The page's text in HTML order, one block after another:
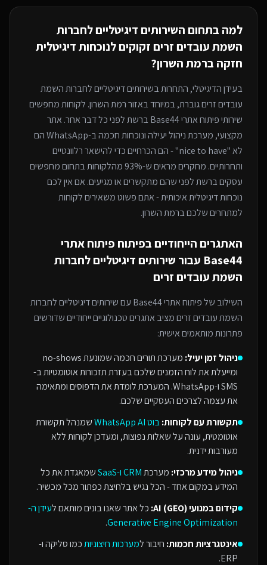
למה בתחום השירותים דיגיטליים לחברות
השמת עובדים זריםזקוקים לנוכחות דיגיטלית
חזקה ברמת השרון?
בעידן הדיגיטלי, התחרות בשירותים דיגיטליים לחברות השמת
עובדים זריםגוברת, במיוחדבאזור רמת השרון. לקוחות מחפשים
שירותיפיתוח אתרי Base44
ברשת לפני כל דבר אחר. אתר
מקצועי, מערכת ניהול יעילה ונוכחות חכמה ב-WhatsApp הם
לא "nice to have" - הם הכרחיים כדי להישאר רלוונטיים
ותחרותיים. מחקרים מראים ש-93% מהלקוחות בתחום מחפשים
עסקים ברשת לפני שהם מתקשרים או מגיעים. אם אין לכם
נוכחות דיגיטלית איכותית - אתם פשוט משאירים לקוחות
למתחריםשלכם ברמת השרון.
האתגרים הייחודיים בפיתוח פיתוח אתרי
Base44 עבור שירותים דיגיטליים לחברות
השמת עובדים זרים
השילוב שלפיתוח אתרי Base44 עםשירותים דיגיטליים לחברות
השמת עובדים זריםמציב אתגרים טכנולוגיים ייחודיים שדורשים
פתרונות מותאמים אישית:
ניהול זמן יעיל:
מערכת תורים חכמה שמונעת no-shows
ומייעלת את לוח הזמנים שלכם בעזרת תזכורות אוטומטיות ב-
SMS ו-WhatsApp. המערכת לומדת את הדפוסים ומתאימה
את עצמה לצרכים העסקיים שלכם.
תקשורת עם לקוחות:בוט WhatsApp AI
שמנהל תקשורת
אוטומטית, עונה על שאלות נפוצות, ומעדכן לקוחות ללא
מעורבות ידנית.
ניהול מידע מרכזי: מערכתCRM ו-SaaS
שמאגדת את כל
המידע במקום אחד - הכל נגיש בלחיצת כפתור מכל מכשיר.
קידום במנועי AI (GEO):
כל אתר שאנו בונים מותאם לעידן ה-
Generative Engine Optimization
.
אינטגרציות חכמות: חיבור למערכות חיצוניותכמו סליקה ו-
ERP.